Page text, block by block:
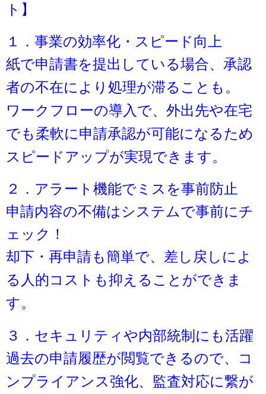
ト】
１．事業の効率化・スピード向上
紙で申請書を提出している場合、 承認
者の不在により処理が滞ることも。
ワークフローの導入で、 外出先や在宅
でも柔軟に申請承認が可能になるため
スピードアップが実現できます。
２．アラート機能でミスを事前防止
申請内容の不備はシステムで事前にチ
ェック！
却下・再申請も簡単で、 差し戻しによ
る人的コストも抑えることができま
す。
３．セキュリティや内部統制にも活躍
過去の申請履歴が閲覧できるので、コ
ンプライアンス強化、 監査対応に繋が